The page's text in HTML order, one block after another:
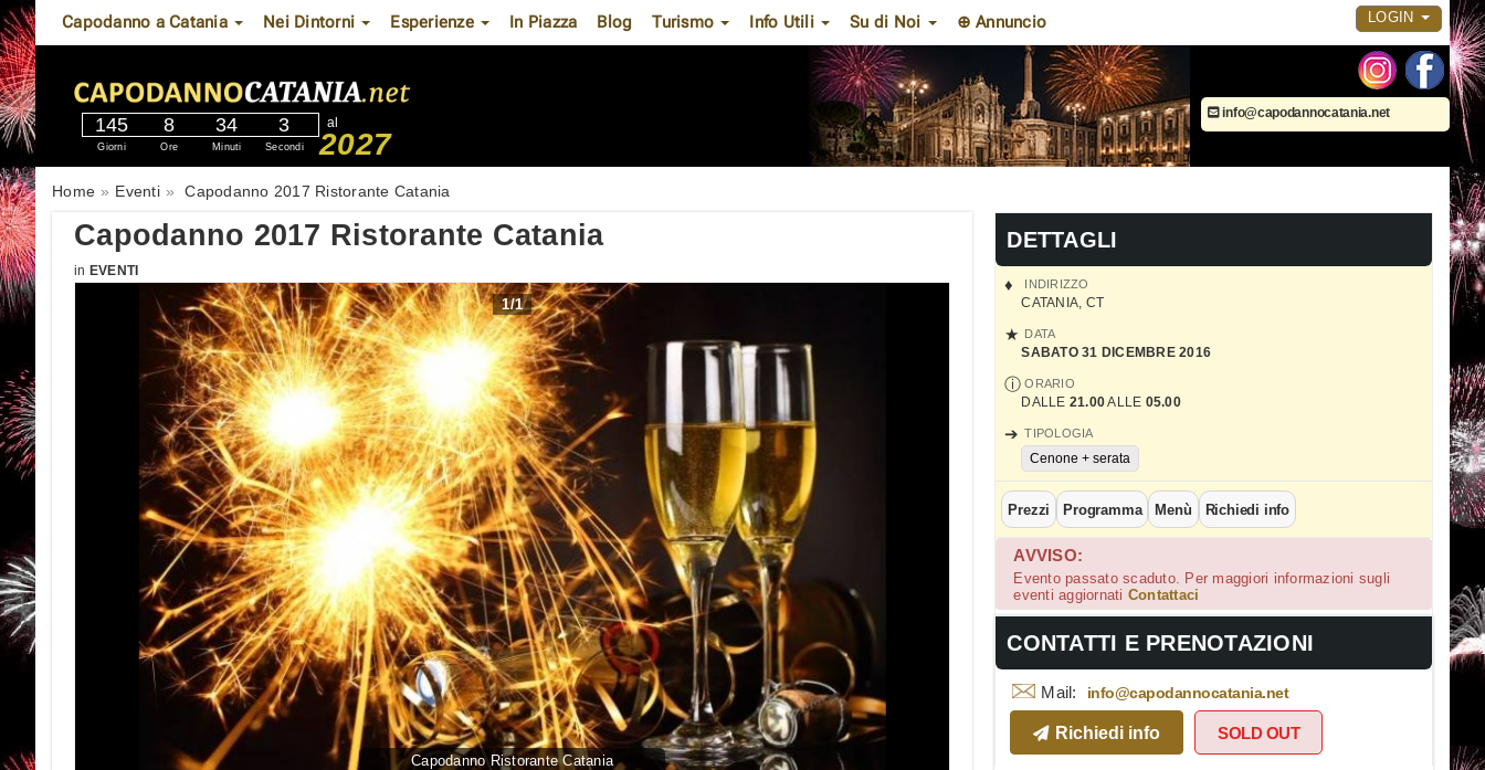
Capodanno a Catania Nei Dintorni Esperienze In Piazza Blog Turismo Info Utili Su di Noi ⊕ Annuncio LOGIN
145
Giorni
8
Ore
34
Minuti
2
Secondi
al
2027
info@capodannocatania.net
Home Eventi Capodanno 2017 Ristorante Catania
Capodanno 2017 Ristorante Catania
in EVENTI
1/1
Capodanno Ristorante Catania
DETTAGLI
INDIRIZZO
CATANIA, CT
DATA
SABATO 31 DICEMBRE 2016
ORARIO
DALLE 21.00ALLE 05.00
TIPOLOGIA
Cenone + serata
Prezzi Programma Menù Richiedi info
AVVISO:
Evento passato scaduto. Per maggiori informazioni sugli
eventi aggiornati Contattaci
CONTATTI E PRENOTAZIONI
Mail: info@capodannocatania.net
Richiedi info SOLD OUT